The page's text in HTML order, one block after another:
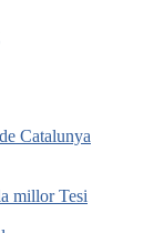
Catalunya
millor Tesi